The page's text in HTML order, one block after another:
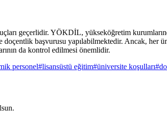
geçerlidir. YÖKDİL, yükseköğretim
doçentlik başvurusu yapılabilmektedir. Ancak,
da kontrol edilmesi önemlidir.
personel#lisansüstü eğitim#üniversite koşulları#